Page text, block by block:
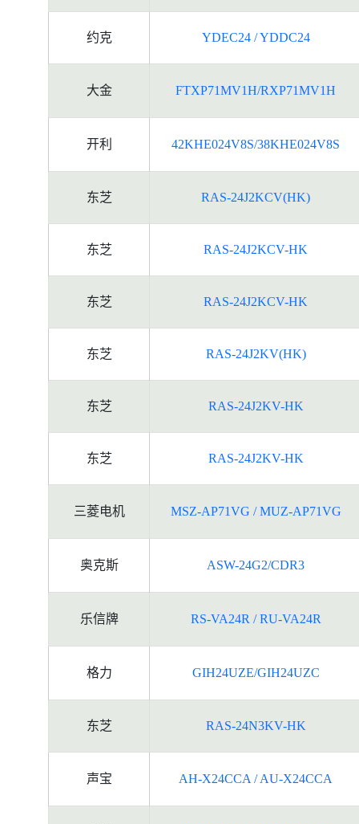
约克 YDEC24 / YDDC24
大金 FTXP71MV1H/RXP71MV1H
开利 42KHE024V8S/38KHE024V8S
东芝 RAS-24J2KCV(HK)
东芝 RAS-24J2KCV-HK
东芝 RAS-24J2KCV-HK
东芝 RAS-24J2KV(HK)
东芝 RAS-24J2KV-HK
东芝 RAS-24J2KV-HK
三菱电机 MSZ-AP71VG / MUZ-AP71VG
奥克斯 ASW-24G2/CDR3
乐信牌 RS-VA24R / RU-VA24R
格力 GIH24UZE/GIH24UZC
东芝 RAS-24N3KV-HK
声宝 AH-X24CCA / AU-X24CCA